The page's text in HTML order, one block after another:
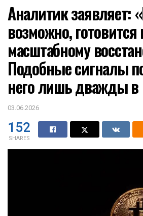
Аналитик заявляет:
возможно, готовится
масштабному
Подобные сигналы
него лишь дважды в
03.06.2026
152
SHARES